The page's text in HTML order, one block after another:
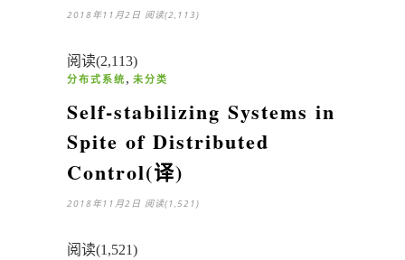
2018年11月2日 阅读(2,113)
阅读(2,113)
分布式系统 , 未分类
Self-stabilizing Systems in
Spite of Distributed
Control(译)
2018年11月2日 阅读(1,521)
阅读(1,521)